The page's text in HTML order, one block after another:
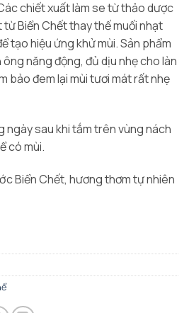
chiết xuất làm se từ thảo dược
Biển Chết thay thế muối nhạt
tạo hiệu ứng khử mùi. Sản phẩm
năng động, đủ dịu nhẹ cho làn
bảo đem lại mùi tươi mát rất nhẹ
ngày sau khi tắm trên vùng nách
có mùi.
Biển Chết, hương thơm tự nhiên